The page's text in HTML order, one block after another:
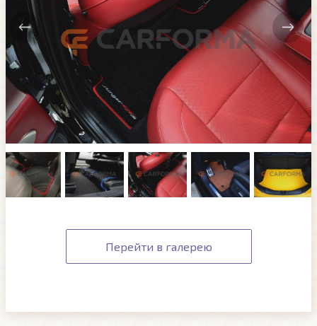
Перейти в галерею